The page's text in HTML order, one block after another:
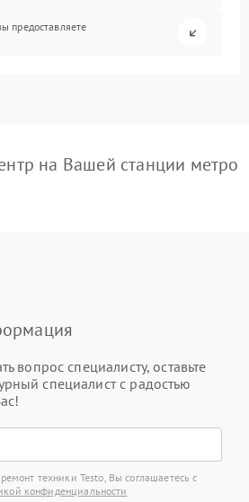
предоставляете
на Вашей станции метро
вопрос специалисту, оставьте
специалист с радостью
техники Testo, Вы соглашаетесь с
конфиденциальности